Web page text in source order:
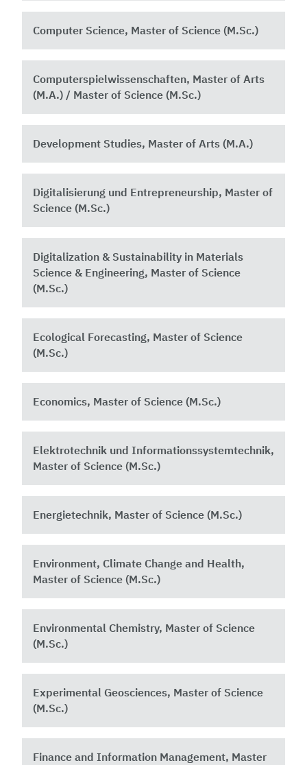
Computer Science, Master of Science (M.Sc.)
Computerspielwissenschaften, Master of Arts
(M.A.) / Master of Science (M.Sc.)
Development Studies, Master of Arts (M.A.)
Digitalisierung und Entrepreneurship, Master of
Science (M.Sc.)
Digitalization & Sustainability in Materials
Science & Engineering, Master of Science
(M.Sc.)
Ecological Forecasting, Master of Science
(M.Sc.)
Economics, Master of Science (M.Sc.)
Elektrotechnik und Informationssystemtechnik,
Master of Science (M.Sc.)
Energietechnik, Master of Science (M.Sc.)
Environment, Climate Change and Health,
Master of Science (M.Sc.)
Environmental Chemistry, Master of Science
(M.Sc.)
Experimental Geosciences, Master of Science
(M.Sc.)
Finance and Information Management, Master